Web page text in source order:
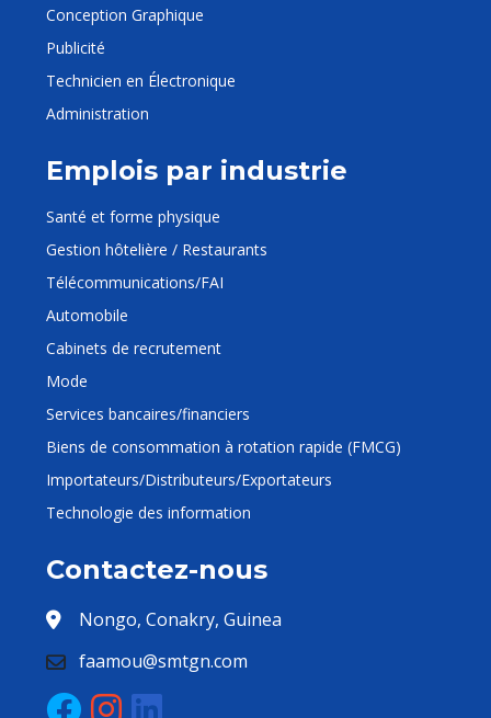
Conception Graphique
Publicité
Technicien en Électronique
Administration
Emplois par industrie
Santé et forme physique
Gestion hôtelière / Restaurants
Télécommunications/FAI
Automobile
Cabinets de recrutement
Mode
Services bancaires/financiers
Biens de consommation à rotation rapide (FMCG)
Importateurs/Distributeurs/Exportateurs
Technologie des information
Contactez-nous
Nongo, Conakry, Guinea
faamou@smtgn.com